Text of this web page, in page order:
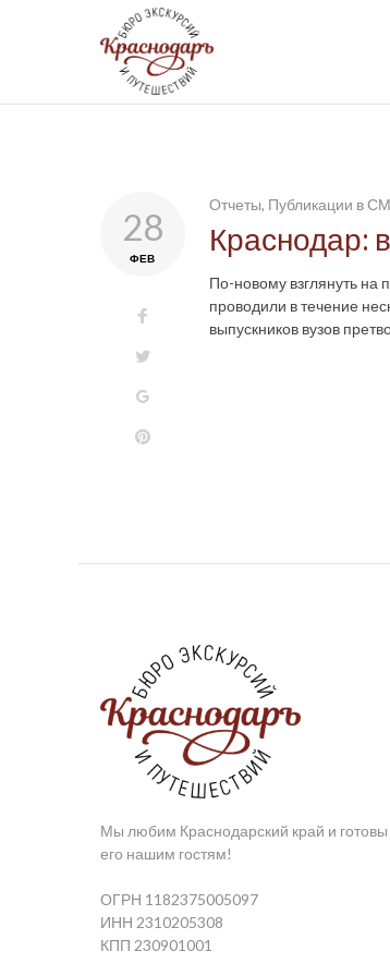
День:
28
ФЕВ
Facebook
Twitter
Pinterest
Отчеты, Публикации в
Краснодар:
По-новому взглянуть на
проводили в течение
выпускников вузов
Мы любим Краснодарский край и готовы
его нашим гостям!
ОГРН 1182375005097
ИНН 2310205308
КПП 230901001